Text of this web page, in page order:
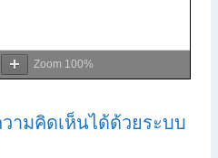
Zoom 100%
ามคิดเห็นได้ด้วยระบบ